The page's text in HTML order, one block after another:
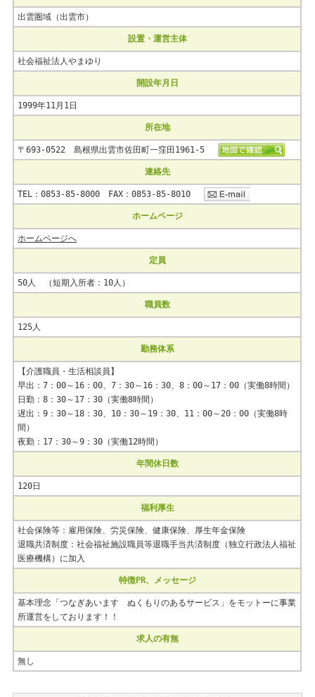
出雲圏域（出雲市）
設置・運営主体
社会福祉法人やまゆり
開設年月日
1999年11月1日
所在地
〒693-0522 島根県出雲市佐田町一窪田1961-5
連絡先
TEL：0853-85-8000 FAX：0853-85-8010
ホームページ
ホームページへ
定員
50人 （短期入所者：10人）
職員数
125人
勤務体系
【介護職員・生活相談員】
早出：7：00～16：00、7：30～16：30、8：00～17：00（実働8時間）
日勤：8：30～17：30（実働8時間）
遅出：9：30～18：30、10：30～19：30、11：00～20：00（実働8時
間）
夜勤：17：30～9：30（実働12時間）
年間休日数
120日
福利厚生
社会保険等：雇用保険、労災保険、健康保険、厚生年金保険
退職共済制度：社会福祉施設職員等退職手当共済制度（独立行政法人福祉
医療機構）に加入
特徴PR、メッセージ
基本理念「つなぎあいます ぬくもりのあるサービス」をモットーに事業
所運営をしております！！
求人の有無
無し